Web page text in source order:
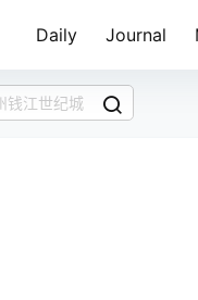
Daily Journal